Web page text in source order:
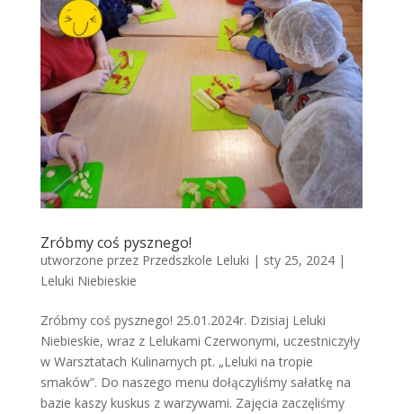
Zróbmy coś pysznego!
utworzone przez Przedszkole Leluki | sty 25, 2024|
Leluki Niebieskie
Zróbmy coś pysznego! 25.01.2024r. Dzisiaj Leluki
Niebieskie, wraz z Lelukami Czerwonymi, uczestniczyły
w Warsztatach Kulinarnych pt. „Leluki na tropie
smaków”. Do naszego menu dołączyliśmy sałatkę na
bazie kaszy kuskus z warzywami. Zajęcia zaczęliśmy